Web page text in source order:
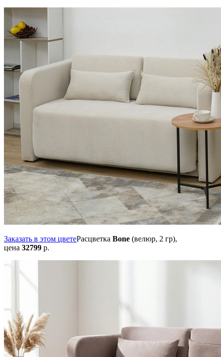
Заказать в этом цветеРасцветка Bone (велюр, 2 гр),
цена 32799 р.